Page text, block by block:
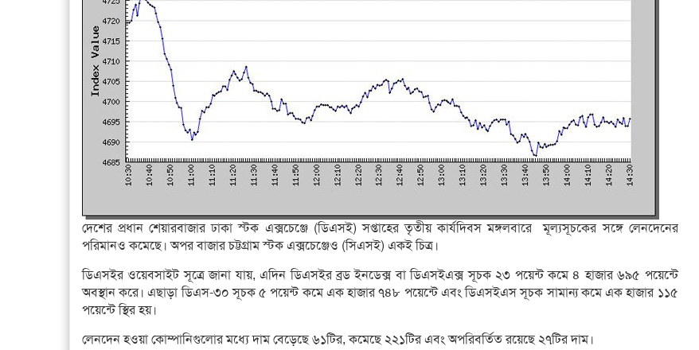
দেশের প্রধান শেয়ারবাজার ঢাকা স্টক এক্সচেঞ্জে (ডিএসই) সপ্তাহের তৃতীয় কার্যদিবস মঙ্গলবারে মূল্যসূচকের সঙ্গে লেনদেনের
পরিমানও কমেছে। অপর বাজার চট্টগ্রাম স্টক এক্সচেঞ্জেও (সিএসই) একই চিত্র।
ডিএসইর ওয়েবসাইট সূত্রে জানা যায়, এদিন ডিএসইর ব্রড ইনডেক্স বা ডিএসইএক্স সূচক ২৩ পয়েন্ট কমে ৪ হাজার ৬৯৫ পয়েন্টে
অবস্থান করে। এছাড়া ডিএস-৩০ সূচক ৫ পয়েন্ট কমে এক হাজার ৭৪৮ পয়েন্টে এবং ডিএসইএস সূচক সামান্য কমে এক হাজার ১১৫
পয়েন্টে স্থির হয়।
লেনদেন হওয়া কোম্পানিগুলোর মধ্যে দাম বেড়েছে ৬১টির, কমেছে ২২১টির এবং অপরিবর্তিত রয়েছে ২৭টির দাম।